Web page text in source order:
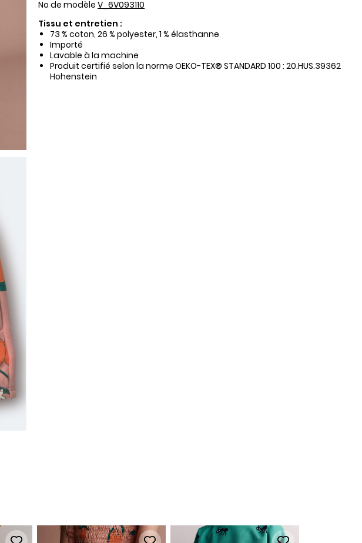
No de modèle V_6V093110
Tissu et entretien :
73 % coton, 26 % polyester, 1 % élasthanne
Importé
Lavable à la machine
Produit certifié selon la norme OEKO-TEX® STANDARD 100 : 20.HUS.39362
Hohenstein